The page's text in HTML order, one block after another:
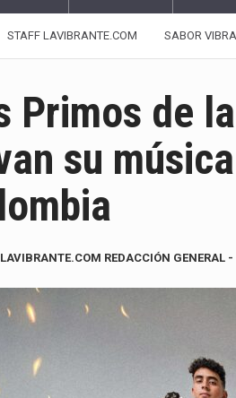
STAFF LAVIBRANTE.COM SABOR
Primos de
su
LAVIBRANTE.COM REDACCIÓN GENERAL -